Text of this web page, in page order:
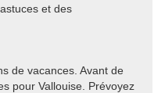
et des
de vacances. Avant de
pour Vallouise. Prévoyez